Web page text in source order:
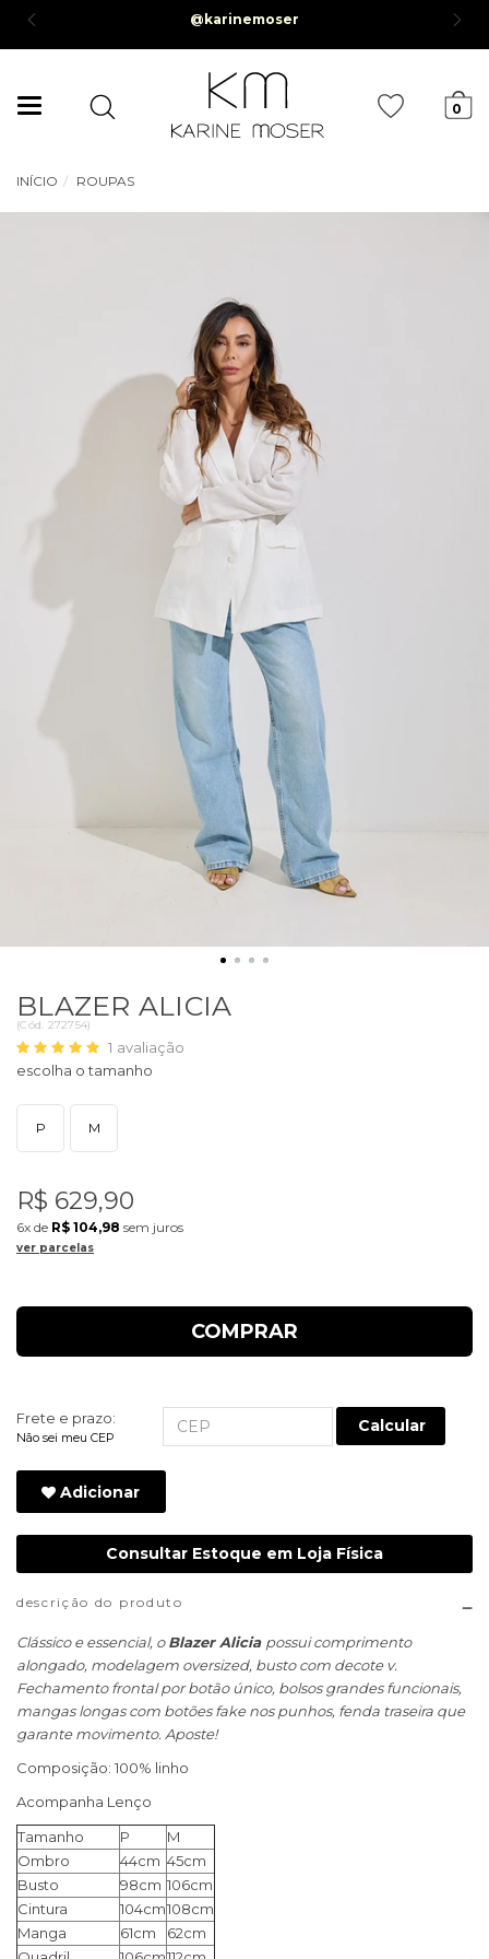
@karinemoser
Mudar
0
INÍCIO ROUPAS
BLAZER ALICIA
(Cód. 272754)
1 avaliação
P M
R$ 629,90
6x de R$ 104,98 sem juros
ver parcelas
COMPRAR
Frete e prazo:
Não sei meu CEP
Calcular
Adicionar
Consultar Estoque em Loja Física
descrição do produto
Clássico e essencial, oBlazer Alicia possui comprimento
alongado, modelagem oversized, busto com decote v.
Fechamento frontal por botão único, bolsos grandes funcionais,
mangas longas com botões fake nos punhos, fenda traseira que
garante movimento. Aposte!
Composição: 100% linho
Acompanha Lenço
Tamanho
P
M
Ombro
44cm 45cm
Busto
98cm 106cm
Cintura
104cm108cm
Manga
61cm
62cm